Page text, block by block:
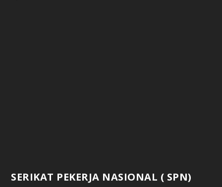
SERIKAT PEKERJA NASIONAL ( SPN)